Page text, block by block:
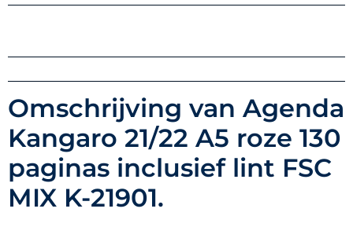
Omschrijving van Agenda
Kangaro 21/22 A5 roze 130
paginas inclusief lint FSC
MIX K-21901.